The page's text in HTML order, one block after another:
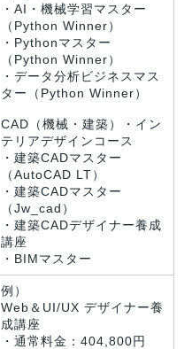
・AI・機械学習マスター
（Python Winner）
・Pythonマスター
（Python Winner）
・データ分析ビジネスマス
ター（Python Winner）
CAD（機械・建築）・イン
テリアデザインコース
・建築CADマスター
（AutoCAD LT）
・建築CADマスター
（Jw_cad）
・建築CADデザイナー養成
講座
・BIMマスター
例）
Web＆UI/UX デザイナー養
成講座
・通常料金：404,800円